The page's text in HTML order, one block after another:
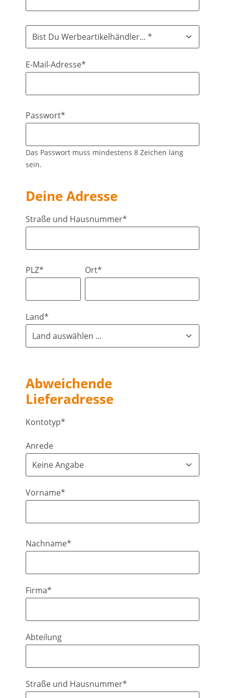
E-Mail-Adresse*
Passwort*
Das Passwort muss mindestens 8 Zeichen lang
sein.
Deine Adresse
Straße und Hausnummer*
PLZ* Ort*
Land*
Abweichende
Lieferadresse
Kontotyp*
Anrede
Vorname*
Nachname*
Firma*
Abteilung
Straße und Hausnummer*